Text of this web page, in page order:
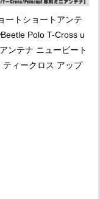
ートショートアンテ
Polo T-Cross u
ンテナ ニュービート
ティークロス アップ